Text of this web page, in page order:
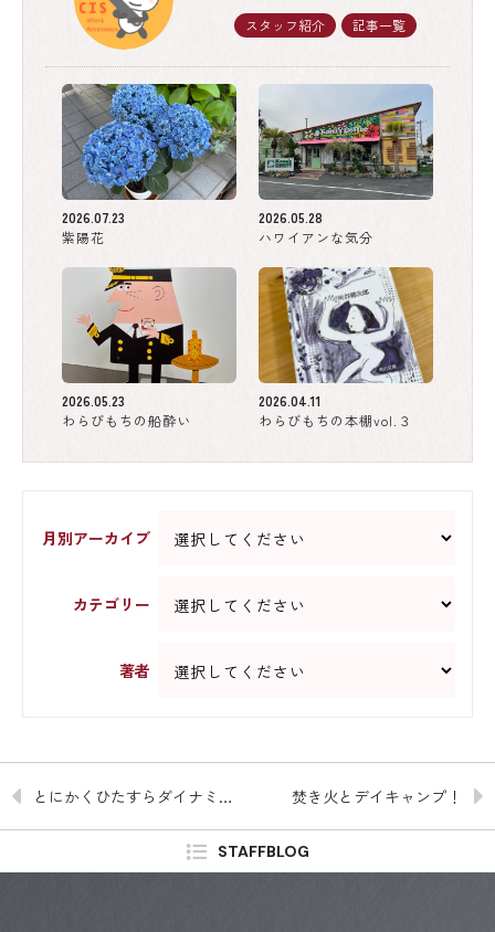
スタッフ紹介 記事一覧
2026.07.23
紫陽花
2026.05.28
ハワイアンな気分
2026.05.23
わらびもちの船酔い
2026.04.11
わらびもちの本棚vol.３
月別アーカイブ
カテゴリー
著者
とにかくひたすらダイナミック！ 後編 焚き火とデイキャンプ！
STAFFBLOG